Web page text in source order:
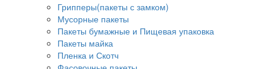
Грипперы(пакеты с замком)
Мусорные пакеты
Пакеты бумажные и Пищевая упаковка
Пакеты майка
Пленка и Скотч